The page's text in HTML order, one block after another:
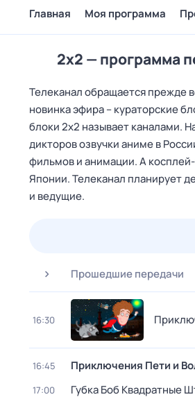
Главная Моя программа
2x2 — программа
Телеканал обращается прежде
новинка эфира – кураторские
блоки 2х2 называет каналами.
дикторов озвучки аниме в
фильмов и анимации. А
Японии. Телеканал планирует
и ведущие.
Прошедшие передачи
16:30
16:45 Приключения Пети и
17:00 Губка Боб Квадратные